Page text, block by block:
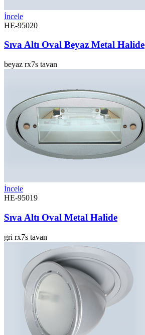
İncele
HE-95020
Sıva Altı Oval Beyaz Metal Halide
beyaz rx7s tavan
İncele
HE-95019
Sıva Altı Oval Metal Halide
gri rx7s tavan